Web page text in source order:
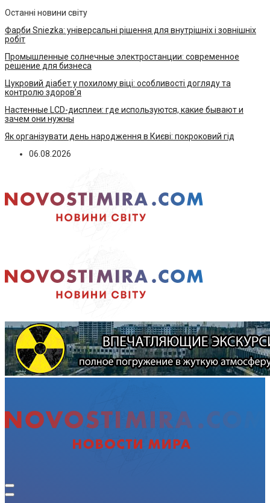
Останні новини світу
Фарби Sniezka: універсальні рішення для внутрішніх і зовнішніх
робіт
Промышленные солнечные электростанции: современное
решение для бизнеса
Цукровий діабет у похилому віці: особливості догляду та
контролю здоров’я
Настенные LCD-дисплеи: где используются, какие бывают и
зачем они нужны
Як організувати день народження в Києві: покроковий гід
06.08.2026